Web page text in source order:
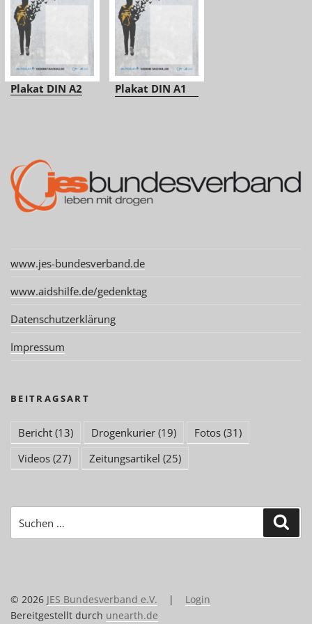
Plakat DIN A2 Plakat DIN A1
www.jes-bundesverband.de
www.aidshilfe.de/gedenktag
Datenschutzerklärung
Impressum
BEITRAGSART
Bericht (13) Drogenkurier (19) Fotos (31)
Videos (27) Zeitungsartikel (25)
nach:
© 2026 JES Bundesverband e.V. | Login
Bereitgestellt durch unearth.de